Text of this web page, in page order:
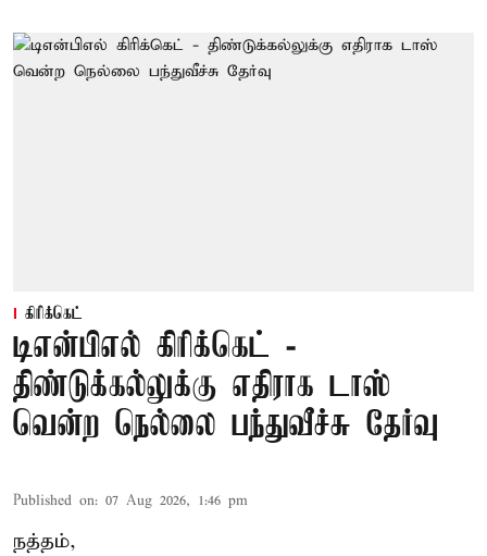
கிரிக்கெட்
டிஎன்பிஎல் கிரிக்கெட் -
திண்டுக்கல்லுக்கு எதிராக டாஸ்
வென்ற நெல்லை பந்துவீச்சு தேர்வு
Published on: 07 Aug 2026, 1:46 pm
நத்தம்,